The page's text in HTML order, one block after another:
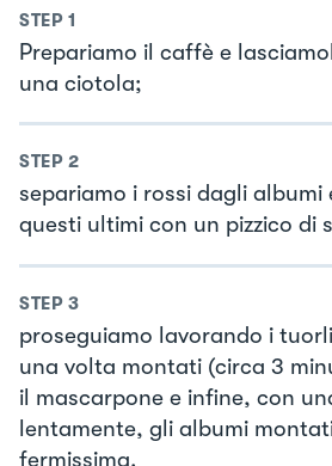
STEP 1
Prepariamo il caffè e
una ciotola;
STEP 2
separiamo i rossi dagli albumi
questi ultimi con un pizzico di
STEP 3
proseguiamo lavorando i
una volta montati (circa 3
il mascarpone e infine, con
lentamente, gli albumi
fermissima.